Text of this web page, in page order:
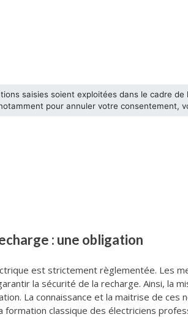
: une obligation
est strictement règlementée. Les
la sécurité de la recharge. Ainsi, la
La connaissance et la maitrise de ces
classique des électriciens